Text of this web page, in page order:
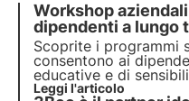
Workshop
dipendenti a lungo
Scoprite i programmi
consentono ai
educative e di
laboratori di
Leggi l'articolo